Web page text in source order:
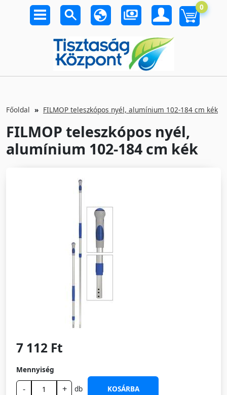
0
Főoldal FILMOP teleszkópos nyél, alumínium 102-184 cm kék
FILMOP teleszkópos nyél,
alumínium 102-184 cm kék
7 112 Ft
Mennyiség
- + db
KOSÁRBA